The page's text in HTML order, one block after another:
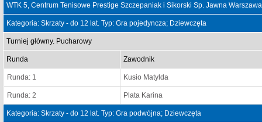
WTK 5, Centrum Tenisowe Prestige Szczepaniak i Sikorski Sp. Jawna
Kategoria: Skrzaty - do 12 lat. Typ: Gra pojedyncza; Dziewczęta
Turniej główny. Pucharowy
Runda Zawodnik
Runda: 1 Kusio Matylda
Runda: 2 Plata Karina
Kategoria: Skrzaty - do 12 lat. Typ: Gra podwójna; Dziewczęta